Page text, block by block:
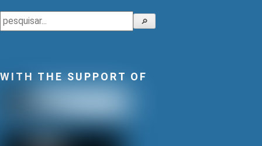
Search 🔎
WITH THE SUPPORT OF